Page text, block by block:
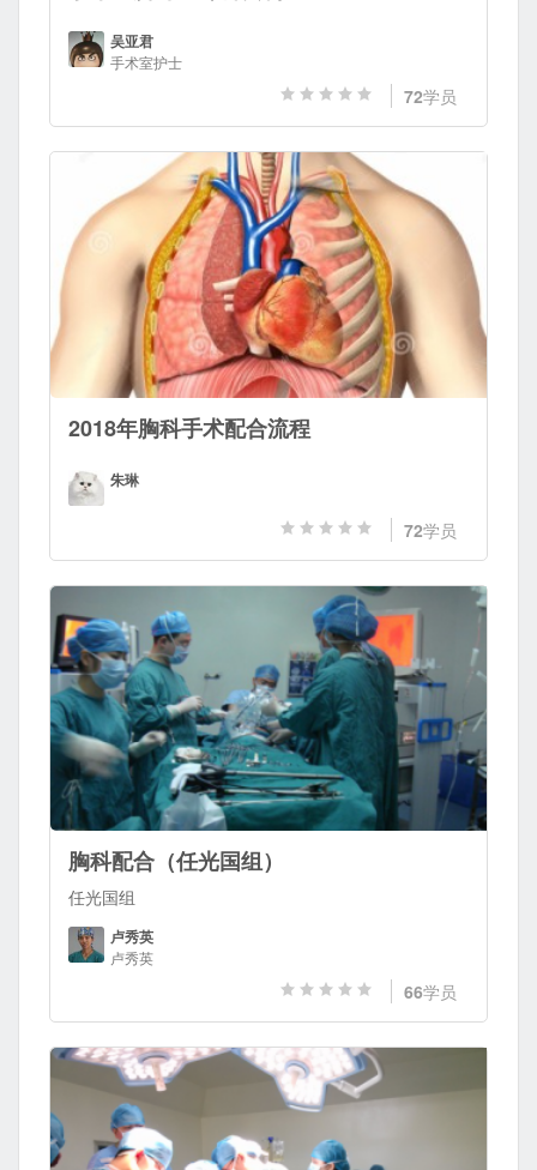
吴亚君
手术室护士
72学员
2018年胸科手术配合流程
朱琳
72学员
胸科配合（任光国组）
任光国组
卢秀英
卢秀英
66学员